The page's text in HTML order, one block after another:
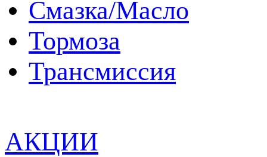
Смазка/Масло
Тормоза
Трансмиcсия
АКЦИИ